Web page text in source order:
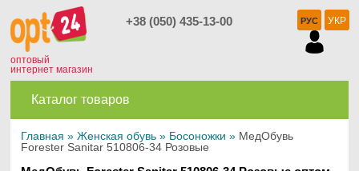
оптовый
интернет магазин
+38 (050) 435-13-00 РУС УКР
Каталог товаров
Главная » Женская обувь » Босоножки » МедОбувь
Forester Sanitar 510806-34 Розовые